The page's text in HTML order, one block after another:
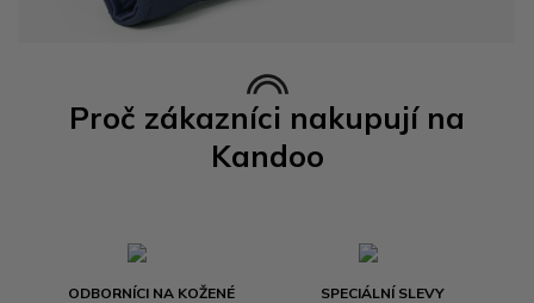
Proč zákazníci nakupují na
Kandoo
ODBORNÍCI NA KOŽENÉ
SPECIÁLNÍ SLEVY